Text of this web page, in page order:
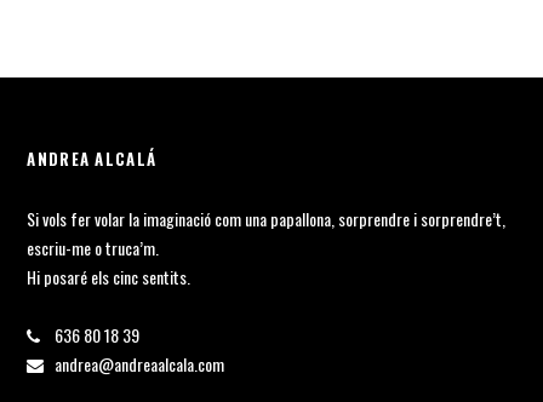
ANDREA ALCALÁ
Si vols fer volar la imaginació com una papallona, sorprendre i sorprendre’t,
escriu-me o truca’m.
Hi posaré els cinc sentits.
636 80 18 39
andrea@andreaalcala.com